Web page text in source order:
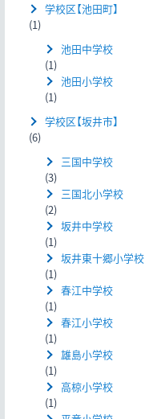
学校区【池田町】
(1)
池田中学校
(1)
池田小学校
(1)
学校区【坂井市】
(6)
三国中学校
(3)
三国北小学校
(2)
坂井中学校
(1)
坂井東十郷小学校
(1)
春江中学校
(1)
春江小学校
(1)
雄島小学校
(1)
高椋小学校
(1)